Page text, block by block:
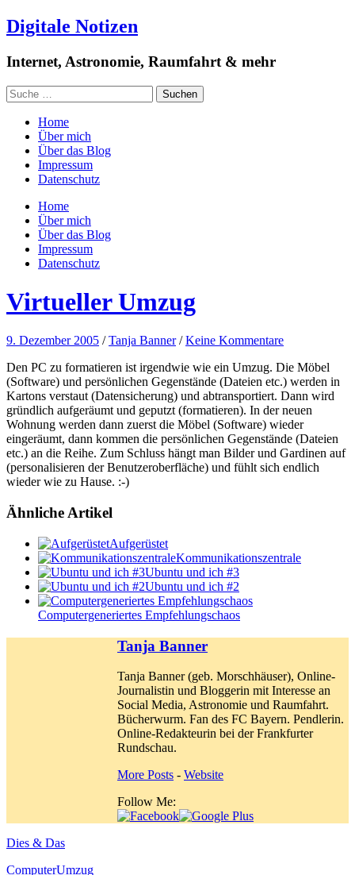
Digitale Notizen
Internet, Astronomie, Raumfahrt & mehr
Home
Über mich
Über das Blog
Impressum
Datenschutz
Home
Über mich
Über das Blog
Impressum
Datenschutz
Virtueller Umzug
9. Dezember 2005 /Tanja Banner /Keine Kommentare
Den PC zu formatieren ist irgendwie wie ein Umzug. Die Möbel
(Software) und persönlichen Gegenstände (Dateien etc.) werden in
Kartons verstaut (Datensicherung) und abtransportiert. Dann wird
gründlich aufgeräumt und geputzt (formatieren). In der neuen
Wohnung werden dann zuerst die Möbel (Software) wieder
eingeräumt, dann kommen die persönlichen Gegenstände (Dateien
etc.) an die Reihe. Zum Schluss hängt man Bilder und Gardinen auf
(personalisieren der Benutzeroberfläche) und fühlt sich endlich
wieder wie zu Hause. :-)
Ähnliche Artikel
Aufgerüstet
Kommunikationszentrale
Ubuntu und ich #3
Ubuntu und ich #2
Computergeneriertes Empfehlungschaos
Tanja Banner
Tanja Banner (geb. Morschhäuser), Online-
Journalistin und Bloggerin mit Interesse an
Social Media, Astronomie und Raumfahrt.
Bücherwurm. Fan des FC Bayern. Pendlerin.
Online-Redakteurin bei der Frankfurter
Rundschau.
More Posts - Website
Follow Me:
Dies & Das
ComputerUmzug